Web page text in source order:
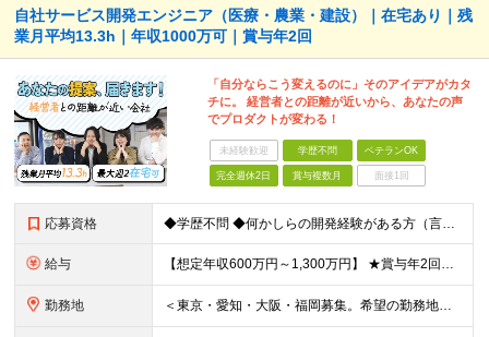
自社サービス開発エンジニア（医療・農業・建設）｜在宅あり｜残
業月平均13.3h｜年収1000万可｜賞与年2回
「自分ならこう変えるのに」そのアイデアがカタ
チに。 経営者との距離が近いから、あなたの声
でプロダクトが変わる！
未経験歓迎 学歴不問 ベテランOK
完全週休2日 賞与複数月 面接1回
応募資格 ◆学歴不問 ◆何かしらの開発経験がある方（言語不問） ◆マネジメント経験がある方（規模不問） ＜以下のような方を歓迎します＞ ◎これまでの経験を活かし管理職を目指したい方 ◎新しいサービスの企画から
給与 【想定年収600万円～1,300万円】 ★賞与年2回＋勤務地手当＋残業手当（年平均残業時間にて算出）を含む ※基本給＋勤務地手当＋役職手当 ※勤務地手当：結婚の有無に関係なく、物価などの違いを考慮して
勤務地 ＜東京・愛知・大阪・福岡募集。希望の勤務地で働けます＞ 希望通りの配属＆転勤も基本なし！ 「プロジェクト人員の枠を広げたい」などといった、 会社からの強制的な異動・出向依頼はありません。 ■東京オフ